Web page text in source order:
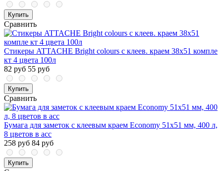
Купить
Сравнить
Стикеры ATTACHE Bright colours с клеев. краем 38x51 компле
кт 4 цвета 100л
82 руб 55 руб
Купить
Сравнить
Бумага для заметок с клеевым краем Economy 51x51 мм, 400 л,
8 цветов в асс
258 руб 84 руб
Купить